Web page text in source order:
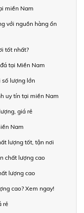
miền Nam
với nguồn hàng ổn
tốt nhất?
tại Miền Nam
số lượng lớn
uy tín tại miền Nam
giá rẻ
Nam
lượng tốt, tận nơi
chất lượng cao
lượng cao
cao? Xem ngay!
rẻ